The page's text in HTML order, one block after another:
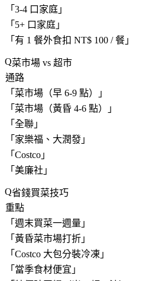
「 3-4 口家庭 」
「 5+ 口家庭 」
「 有 1 餐外食扣 NT$ 100 / 餐 」
菜市場 vs 超市
通路
「 菜市場（早 6-9 點） 」
「 菜市場（黃昏 4-6 點） 」
「 全聯 」
「 家樂福、大潤發 」
「 Costco 」
「 美廉社 」
省錢買菜技巧
重點
「 週末買菜一週量 」
「 黃昏菜市場打折 」
「 Costco 大包分裝冷凍 」
「 當季食材便宜 」